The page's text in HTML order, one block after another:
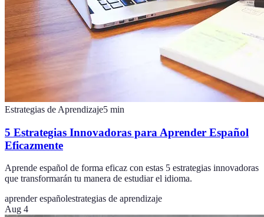
Estrategias de Aprendizaje5 min
5 Estrategias Innovadoras para Aprender Español
Eficazmente
Aprende español de forma eficaz con estas 5 estrategias innovadoras
que transformarán tu manera de estudiar el idioma.
aprender españolestrategias de aprendizaje
Aug 4